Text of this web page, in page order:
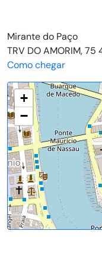
Mirante do Paço
TRV DO AMORIM, 75
Como chegar
+
−